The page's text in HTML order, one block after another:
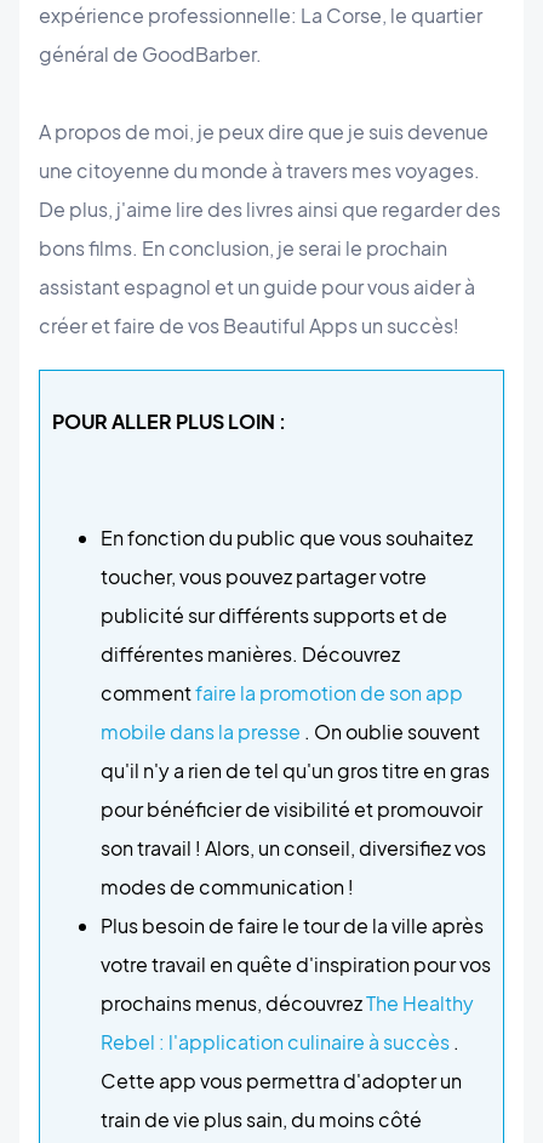
expérience professionnelle: La Corse, le quartier
général de GoodBarber.
A propos de moi, je peux dire que je suis devenue
une citoyenne du monde à travers mes voyages.
De plus, j'aime lire des livres ainsi que regarder des
bons films. En conclusion, je serai le prochain
assistant espagnol et un guide pour vous aider à
créer et faire de vos Beautiful Apps un succès!
POUR ALLER PLUS LOIN :
En fonction du public que vous souhaitez
toucher, vous pouvez partager votre
publicité sur différents supports et de
différentes manières. Découvrez
commentfaire la promotion de son app
mobile dans la presse . On oublie souvent
qu'il n'y a rien de tel qu'un gros titre en gras
pour bénéficier de visibilité et promouvoir
son travail ! Alors, un conseil, diversifiez vos
modes de communication !
Plus besoin de faire le tour de la ville après
votre travail en quête d'inspiration pour vos
prochains menus, découvrezThe Healthy
Rebel : l'application culinaire à succès .
Cette app vous permettra d'adopter un
train de vie plus sain, du moins côté